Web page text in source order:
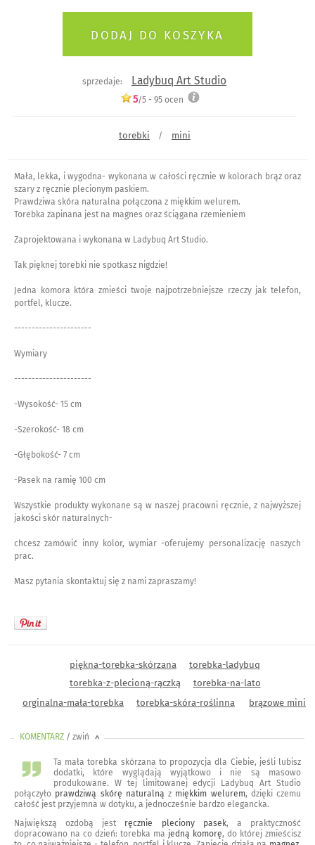
sprzedaje: Ladybuq Art Studio
5/5 - 95ocen
torebki / mini
Mała, lekka, i wygodna- wykonana w całości ręcznie w kolorach brąz oraz
szary z ręcznie plecionym paskiem.
Prawdziwa skóra naturalna połączona z miękkim welurem.
Torebka zapinana jest na magnes oraz ściągana rzemieniem
Zaprojektowana i wykonana w Ladybuq Art Studio.
Tak pięknej torebki nie spotkasz nigdzie!
Jedna komora która zmieści twoje najpotrzebniejsze rzeczy jak telefon,
portfel, klucze.
----------------------
Wymiary
----------------------
-Wysokość- 15 cm
-Szerokość- 18 cm
-Głębokość- 7 cm
-Pasek na ramię 100 cm
Wszystkie produkty wykonane są w naszej pracowni ręcznie, z najwyższej
jakości skór naturalnych-
chcesz zamówić inny kolor, wymiar -oferujemy personalizację naszych
prac.
Masz pytania skontaktuj się z nami zapraszamy!
piękna-torebka-skórzana
torebka-ladybuq
torebka-z-plecioną-rączką
torebka-na-lato
orginalna-mała-torebka
torebka-skóra-roślinna brązowe mini
KOMENTARZ / zwiń <
Ta mała torebka skórzana to propozycja dla Ciebie, jeśli lubisz
dodatki, które wyglądają wyjątkowo i nie są masowo
produkowane. W tej limitowanej edycji Ladybuq Art Studio
połączyło prawdziwą skórę naturalną z miękkim welurem, dzięki czemu
całość jest przyjemna w dotyku, a jednocześnie bardzo elegancka.
Największą ozdobą jest ręcznie pleciony pasek, a praktyczność
dopracowano na co dzień: torebka ma jedną komorę, do której zmieścisz